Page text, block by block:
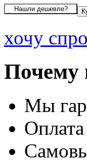
хочу
Почему
Мы